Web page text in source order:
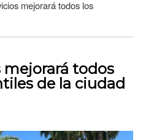
mejorará todos los
mejorará todos
de la ciudad